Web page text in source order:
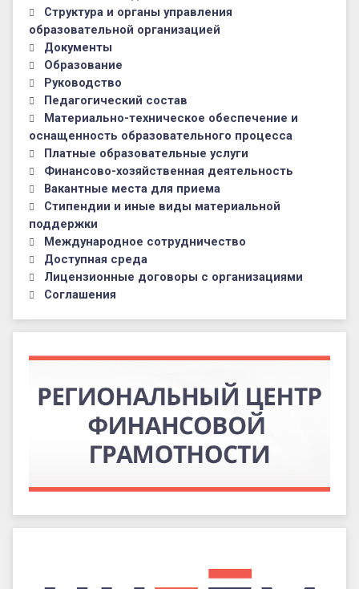
Структура и органы управления
образовательной организацией
Документы
Образование
Руководство
Педагогический состав
Материально-техническое обеспечение и
оснащенность образовательного процесса
Платные образовательные услуги
Финансово-хозяйственная деятельность
Вакантные места для приема
Стипендии и иные виды материальной
поддержки
Международное сотрудничество
Доступная среда
Лицензионные договоры с организациями
Соглашения